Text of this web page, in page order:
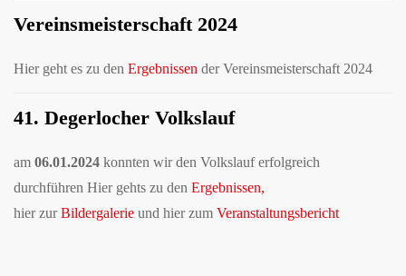
Vereinsmeisterschaft 2024
Hier geht es zu den Ergebnissen der Vereinsmeisterschaft 2024
41. Degerlocher Volkslauf
am 06.01.2024 konnten wir den Volkslauf erfolgreich
durchführen Hier gehts zu den Ergebnissen,
hier zurBildergalerie und hier zum Veranstaltungsbericht